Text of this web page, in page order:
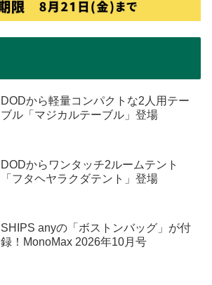
DODから軽量コンパクトな2人用テー
ブル「マジカルテーブル」登場
DODからワンタッチ2ルームテント
「フタヘヤラクダテント」登場
SHIPS anyの「ボストンバッグ」が付
録！MonoMax 2026年10月号